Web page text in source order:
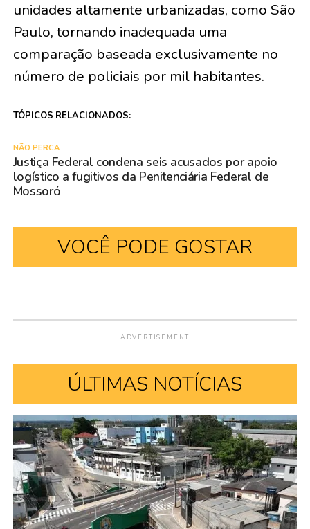
unidades altamente urbanizadas, como São
Paulo, tornando inadequada uma
comparação baseada exclusivamente no
número de policiais por mil habitantes.
TÓPICOS RELACIONADOS:
NÃO PERCA
Justiça Federal condena seis acusados por apoio
logístico a fugitivos da Penitenciária Federal de
Mossoró
VOCÊ PODE GOSTAR
POLÍCIA
Justiça Federal condena seis
acusados por apoio logístico a
fugitivos da Penitenciária
Federal de Mossoró
Publicado13 horas atrásem6 de agosto de 2026
PorRedação Acrenews